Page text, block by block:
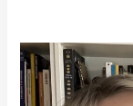
r
p
o